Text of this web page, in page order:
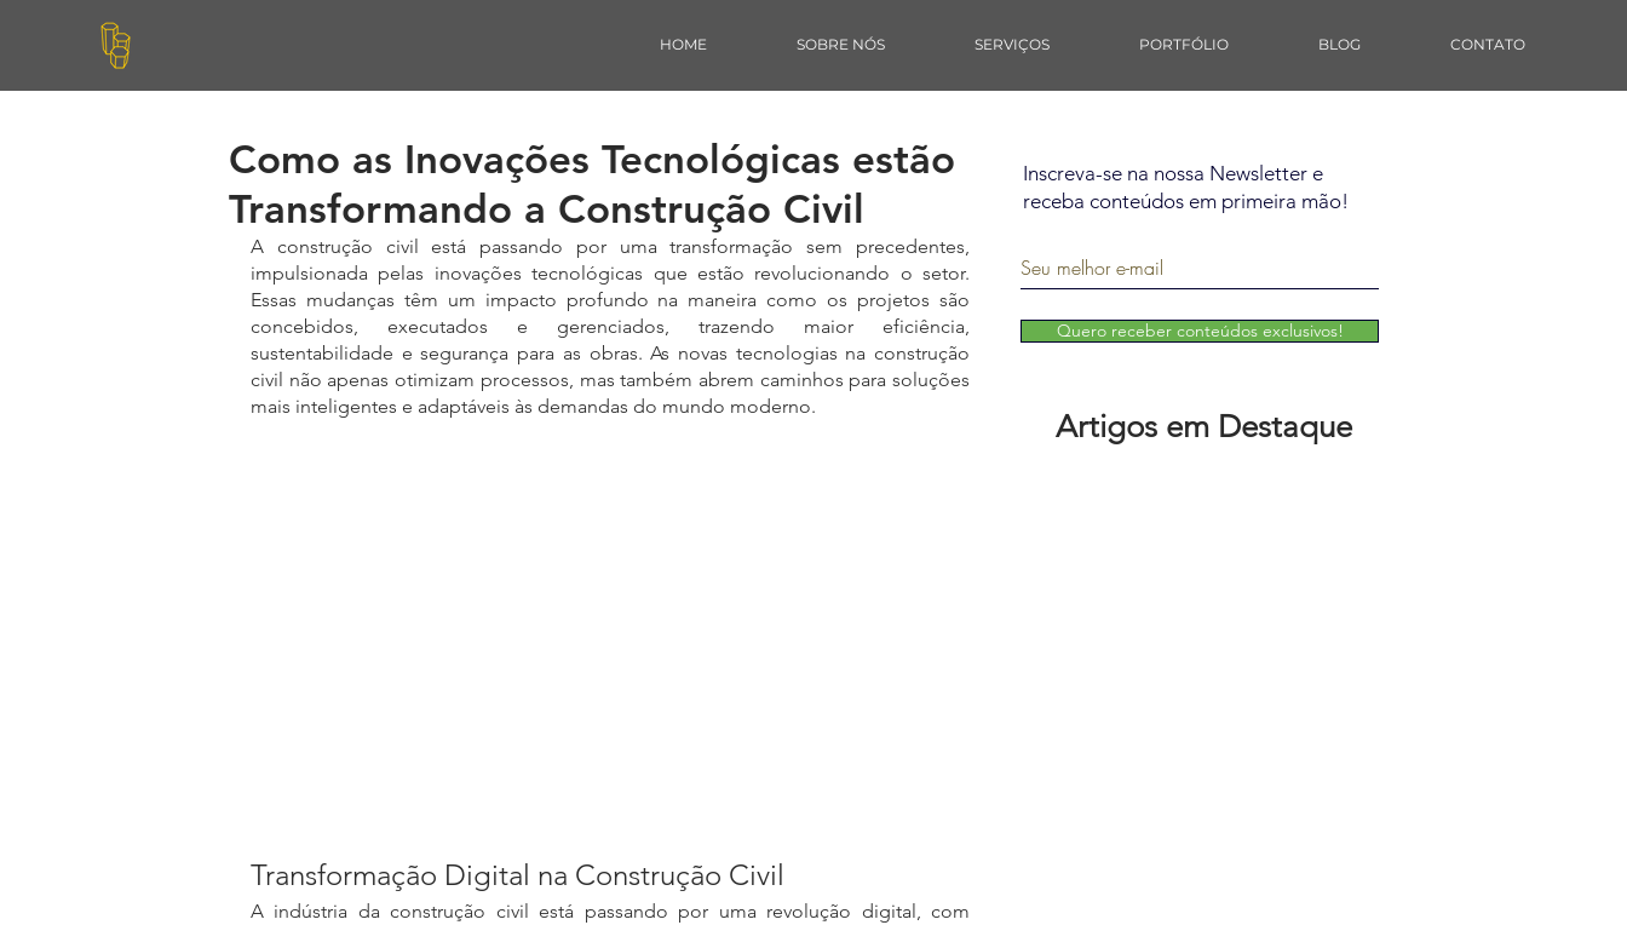
HOME SOBRE NÓS SERVIÇOS PORTFÓLIO BLOG CONTATO
Como as Inovações Tecnológicas estão
Transformando a Construção Civil
A construção civil está passando por uma transformação sem precedentes,
impulsionada pelas inovações tecnológicas que estão revolucionando o setor.
Essas mudanças têm um impacto profundo na maneira como os projetos são
concebidos, executados e gerenciados, trazendo maior eficiência,
sustentabilidade e segurança para as obras. As novas tecnologias na construção
civil não apenas otimizam processos, mas também abrem caminhos para soluções
mais inteligentes e adaptáveis ​​às demandas do mundo moderno.
Transformação Digital na Construção Civil
A indústria da construção civil está passando por uma revolução digital, com
Inscreva-se na nossa Newsletter e
receba conteúdos em primeira mão!
Quero receber conteúdos exclusivos!
Artigos em Destaque